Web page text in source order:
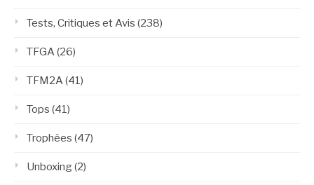
Tests, Critiques et Avis (238)
TFGA(26)
TFM2A(41)
Tops (41)
Trophées (47)
Unboxing(2)